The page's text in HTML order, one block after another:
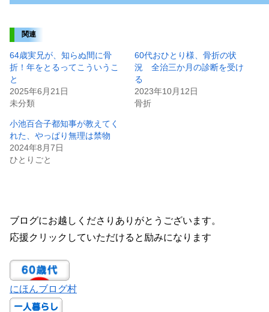
関連
64歳実兄が、知らぬ間に骨
折！年をとるってこういうこ
と
2025年6月21日
未分類
60代おひとり様、骨折の状
況 全治三か月の診断を受け
る
2023年10月12日
骨折
小池百合子都知事が教えてく
れた、やっぱり無理は禁物
2024年8月7日
ひとりごと
ブログにお越しくださりありがとうございます。
応援クリックしていただけると励みになります
にほんブログ村